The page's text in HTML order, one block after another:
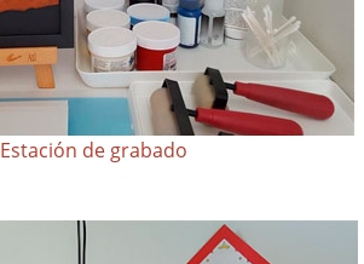
Estación de grabado